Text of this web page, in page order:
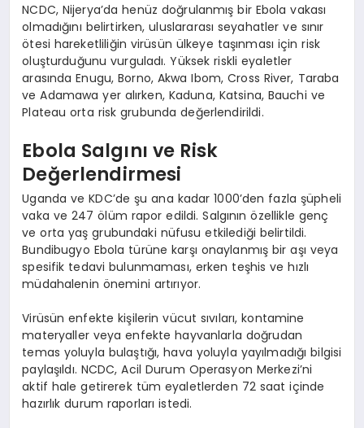
NCDC, Nijerya’da henüz doğrulanmış bir Ebola vakası
olmadığını belirtirken, uluslararası seyahatler ve sınır
ötesi hareketliliğin virüsün ülkeye taşınması için risk
oluşturduğunu vurguladı. Yüksek riskli eyaletler
arasında Enugu, Borno, Akwa Ibom, Cross River, Taraba
ve Adamawa yer alırken, Kaduna, Katsina, Bauchi ve
Plateau orta risk grubunda değerlendirildi.
Ebola Salgını ve Risk
Değerlendirmesi
Uganda ve KDC’de şu ana kadar 1000’den fazla şüpheli
vaka ve 247 ölüm rapor edildi. Salgının özellikle genç
ve orta yaş grubundaki nüfusu etkilediği belirtildi.
Bundibugyo Ebola türüne karşı onaylanmış bir aşı veya
spesifik tedavi bulunmaması, erken teşhis ve hızlı
müdahalenin önemini artırıyor.
Virüsün enfekte kişilerin vücut sıvıları, kontamine
materyaller veya enfekte hayvanlarla doğrudan
temas yoluyla bulaştığı, hava yoluyla yayılmadığı bilgisi
paylaşıldı. NCDC, Acil Durum Operasyon Merkezi’ni
aktif hale getirerek tüm eyaletlerden 72 saat içinde
hazırlık durum raporları istedi.